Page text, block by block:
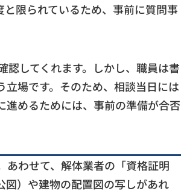
限られているため、事前に質問事
してくれます。しかし、職員は書
場です。そのため、相談当日には
進めるためには、事前の準備が合否
あわせて、解体業者の「資格証明
図）や建物の配置図の写しがあれ